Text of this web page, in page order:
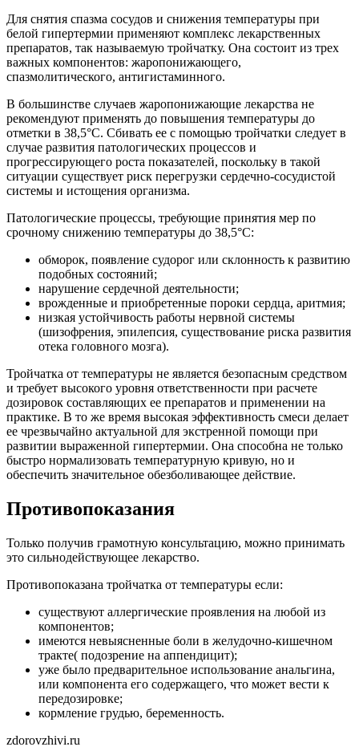
Для снятия спазма сосудов и снижения температуры при
белой гипертермии применяют комплекс лекарственных
препаратов, так называемую тройчатку. Она состоит из трех
важных компонентов: жаропонижающего,
спазмолитического, антигистаминного.
В большинстве случаев жаропонижающие лекарства не
рекомендуют применять до повышения температуры до
отметки в 38,5°С. Сбивать ее с помощью тройчатки следует в
случае развития патологических процессов и
прогрессирующего роста показателей, поскольку в такой
ситуации существует риск перегрузки сердечно-сосудистой
системы и истощения организма.
Патологические процессы, требующие принятия мер по
срочному снижению температуры до 38,5°С:
обморок, появление судорог или склонность к развитию
подобных состояний;
нарушение сердечной деятельности;
врожденные и приобретенные пороки сердца, аритмия;
низкая устойчивость работы нервной системы
(шизофрения, эпилепсия, существование риска развития
отека головного мозга).
Тройчатка от температуры не является безопасным средством
и требует высокого уровня ответственности при расчете
дозировок составляющих ее препаратов и применении на
практике. В то же время высокая эффективность смеси делает
ее чрезвычайно актуальной для экстренной помощи при
развитии выраженной гипертермии. Она способна не только
быстро нормализовать температурную кривую, но и
обеспечить значительное обезболивающее действие.
Противопоказания
Только получив грамотную консультацию, можно принимать
это сильнодействующее лекарство.
Противопоказана тройчатка от температуры если:
существуют аллергические проявления на любой из
компонентов;
имеются невыясненные боли в желудочно-кишечном
тракте( подозрение на аппендицит);
уже было предварительное использование анальгина,
или компонента его содержащего, что может вести к
передозировке;
кормление грудью, беременность.
zdorovzhivi.ru